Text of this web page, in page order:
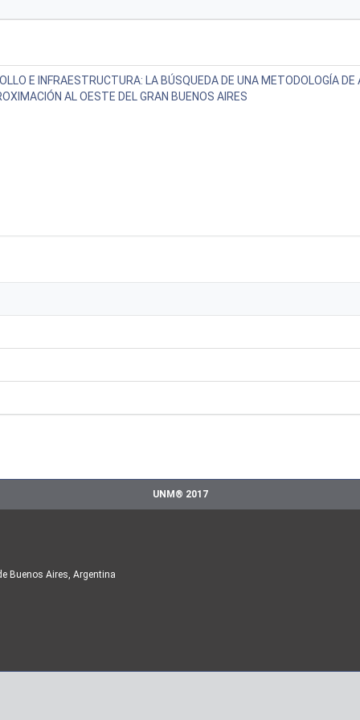
E INFRAESTRUCTURA: LA BÚSQUEDA DE UNA METODOLOGÍA
AL OESTE DEL GRAN BUENOS AIRES
UNM® 2017
Buenos Aires, Argentina